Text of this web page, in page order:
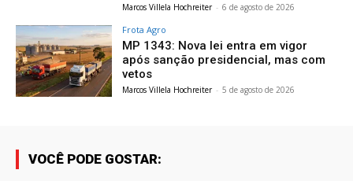
Marcos Villela Hochreiter - 6 de agosto de 2026
Frota Agro
MP 1343: Nova lei entra em vigor
após sanção presidencial, mas com
vetos
Marcos Villela Hochreiter - 5 de agosto de 2026
VOCÊ PODE GOSTAR: